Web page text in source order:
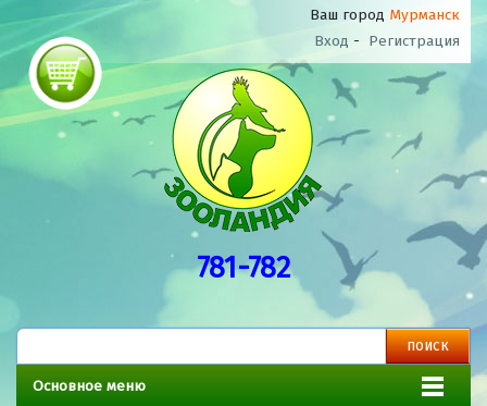
Ваш город Мурманск
Вход - Регистрация
781-782
Основное меню